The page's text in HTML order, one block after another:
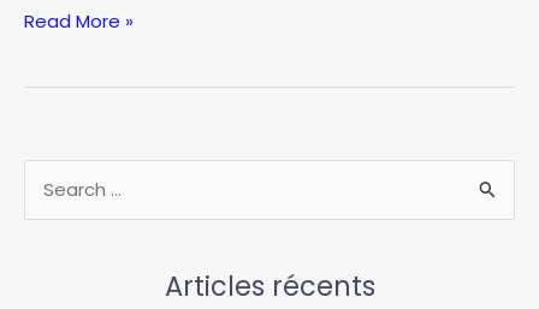
Catalogue
les
meilleures
pièces
Read More »
e
Articles récents